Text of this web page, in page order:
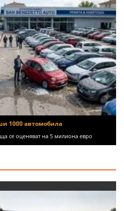
1000 автомобила
се оценяват на 5 милиона евро